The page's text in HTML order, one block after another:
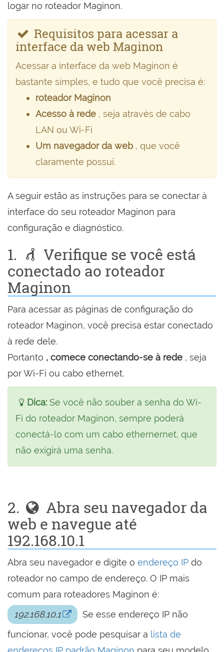
logar no roteador Maginon.
Requisitos para acessar a
interface da web Maginon
Acessar a interface da web Maginon é
bastante simples, e tudo que você precisa é:
roteador Maginon
Acesso à rede , seja através de cabo
LAN ou Wi-Fi
Um navegador da web , que você
claramente possui.
A seguir estão as instruções para se conectar à
interface do seu roteador Maginon para
configuração e diagnóstico.
1.
Verifique se você está
conectado ao roteador
Maginon
Para acessar as páginas de configuração do
roteador Maginon, você precisa estar conectado
à rede dele.
Portanto , comece conectando-se à rede , seja
por Wi-Fi ou cabo ethernet.
Dica: Se você não souber a senha do Wi-
Fi do roteador Maginon, sempre poderá
conectá-lo com um cabo ethernernet, que
não exigirá uma senha.
2.
Abra seu navegador da
web e navegue até
192.168.10.1
Abra seu navegador e digite o endereço IP do
roteador no campo de endereço. O IP mais
comum para roteadores Maginon é:
192.168.10.1
Se esse endereço IP não
funcionar, você pode pesquisar a lista de